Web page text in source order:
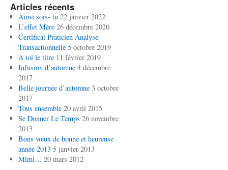
Articles récents
Ainsi sois- tu 22 janvier 2022
L’effet Mère 26 décembre 2020
Certificat Praticien Analyse
Transactionnelle 5 octobre 2019
A toi le titre 11 février 2019
Infusion d’automne 4 décembre
2017
Belle journée d’automne 3 octobre
2017
Tous ensemble 20 avril 2015
Se Donner Le Temps 26 novembre
2013
Bons vœux de bonne et heureuse
année 2013 5 janvier 2013
Mimi… 20 mars 2012